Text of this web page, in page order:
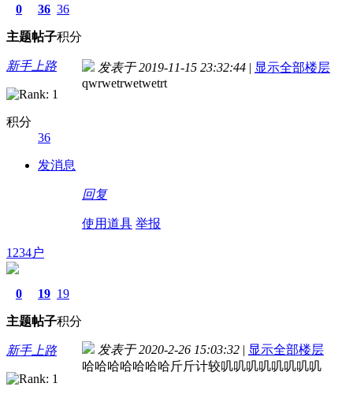
0
主题
36
帖子
36
积分
新手上路
积分
36
发消息
发表于 2019-11-15 23:32:44 | 显示全部楼层
qwrwetrwetwetrt
回复
使用道具 举报
1234户
0
主题
19
帖子
19
积分
新手上路 发表于 2020-2-26 15:03:32 | 显示全部楼层
哈哈哈哈哈哈哈斤斤计较叽叽叽叽叽叽叽叽